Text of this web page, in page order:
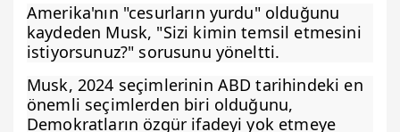
Amerika'nın "cesurların yurdu" olduğunu
kaydeden Musk, "Sizi kimin temsil etmesini
istiyorsunuz?" sorusunu yöneltti.
Musk, 2024 seçimlerinin ABD tarihindeki en
önemli seçimlerden biri olduğunu,
Demokratların özgür ifadeyi yok etmeye